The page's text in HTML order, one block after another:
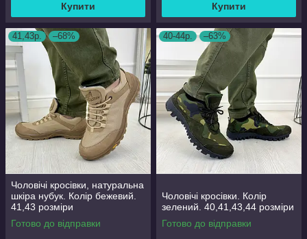
Купити Купити
41,43р. –68%
Чоловічі кросівки, натуральна
шкіра нубук. Колір бежевий.
41,43 розміри
Готово до відправки
40-44р. –63%
Чоловічі кросівки. Колір
зелений. 40,41,43,44 розміри
Готово до відправки